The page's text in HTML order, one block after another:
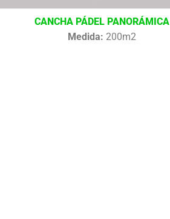
CANCHA PÁDEL PANORÁMICA
Medida: 200m2